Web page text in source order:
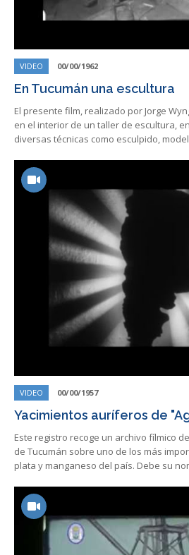
VIDEO 00/00/1962
En Tucumán una escultura
El presente film, realizado por Jorge
en el interior de un taller de escultura,
diversas técnicas como esculpido,
VIDEO 00/00/1957
Yacimientos auríferos de
Este registro recoge un archivo fílmico
de Tucumán sobre uno de los más
plata y manganeso del país. Debe su